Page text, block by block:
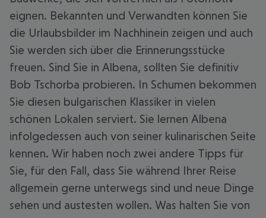
eignen. Bekannten und Verwandten können Sie
die Urlaubsbilder im Nachhinein zeigen und auch
Sie werden sich über die Erinnerungsstücke
freuen. Sind Sie in Albena, sollten Sie definitiv
Bob Tschorba probieren. In Schumen bekommen
Sie diesen bulgarischen Klassiker in vielen
schönen Lokalen serviert. Sie lernen Albena
infolgedessen auch von seiner kulinarischen Seite
kennen. Wir haben noch zwei andere Tipps für
Sie, für den Fall, dass Sie während Ihrer Reise
allgemein gerne unterwegs sind und neue Dinge
sehen und austesten wollen. Was halten Sie von